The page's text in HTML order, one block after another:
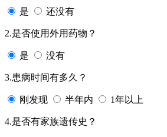
是 还没有
2.是否使用外用药物？
是 没有
3.患病时间有多久？
刚发现 半年内 1年以上
4.是否有家族遗传史？